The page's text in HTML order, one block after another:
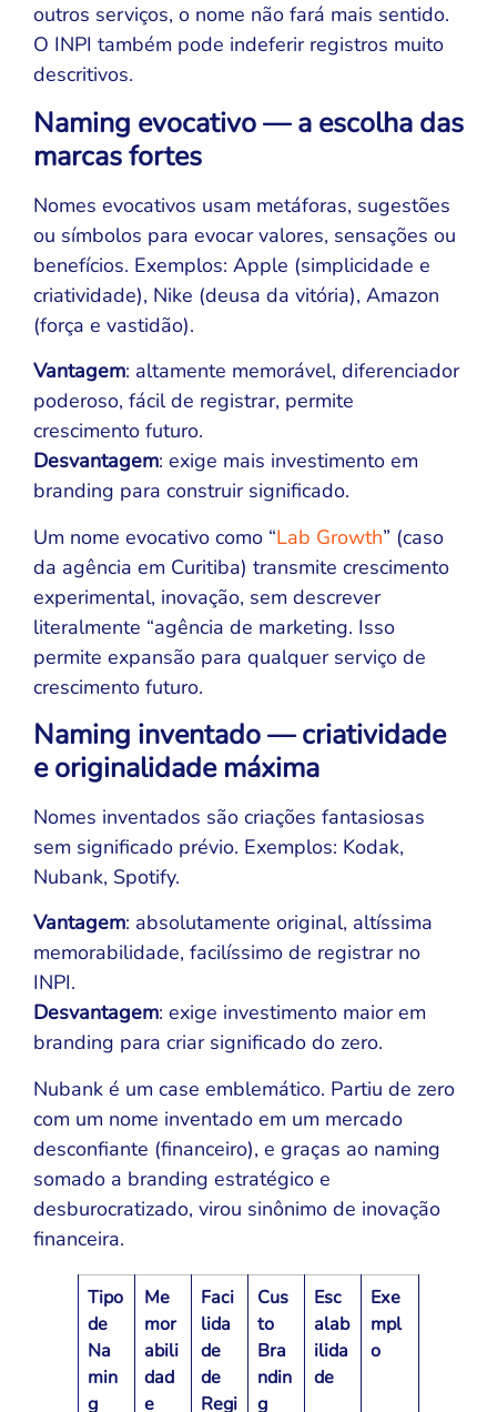
outros serviços, o nome não fará mais sentido.
O INPI também pode indeferir registros muito
descritivos.
Naming evocativo — a escolha das
marcas fortes
Nomes evocativos usam metáforas, sugestões
ou símbolos para evocar valores, sensações ou
benefícios. Exemplos: Apple (simplicidade e
criatividade), Nike (deusa da vitória), Amazon
(força e vastidão).
Vantagem: altamente memorável, diferenciador
poderoso, fácil de registrar, permite
crescimento futuro.
Desvantagem: exige mais investimento em
branding para construir significado.
Um nome evocativo como “Lab Growth” (caso
da agência em Curitiba) transmite crescimento
experimental, inovação, sem descrever
literalmente “agência de marketing. Isso
permite expansão para qualquer serviço de
crescimento futuro.
Naming inventado — criatividade
e originalidade máxima
Nomes inventados são criações fantasiosas
sem significado prévio. Exemplos: Kodak,
Nubank, Spotify.
Vantagem: absolutamente original, altíssima
memorabilidade, facilíssimo de registrar no
INPI.
Desvantagem: exige investimento maior em
branding para criar significado do zero.
Nubank é um case emblemático. Partiu de zero
com um nome inventado em um mercado
desconfiante (financeiro), e graças ao naming
somado a branding estratégico e
desburocratizado, virou sinônimo de inovação
financeira.
Tipo
de
Na
min
g
Me
mor
abili
dad
e
Faci
lida
de
de
Regi
Cus
to
Bra
ndin
g
Esc
alab
ilida
de
Exe
mpl
o